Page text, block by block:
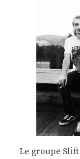
Le groupe